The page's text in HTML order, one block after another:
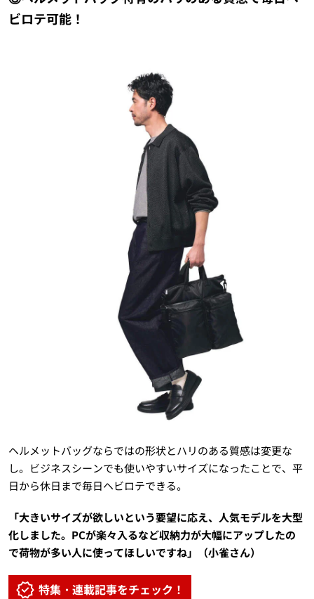
ビロテ可能！
ヘルメットバッグならではの形状とハリのある質感は変更な
し。ビジネスシーンでも使いやすいサイズになったことで、平
日から休日まで毎日ヘビロテできる。
「大きいサイズが欲しいという要望に応え、人気モデルを大型
化しました。PCが楽々入るなど収納力が大幅にアップしたの
で荷物が多い人に使ってほしいですね」（小雀さん）
特集・連載記事をチェック！